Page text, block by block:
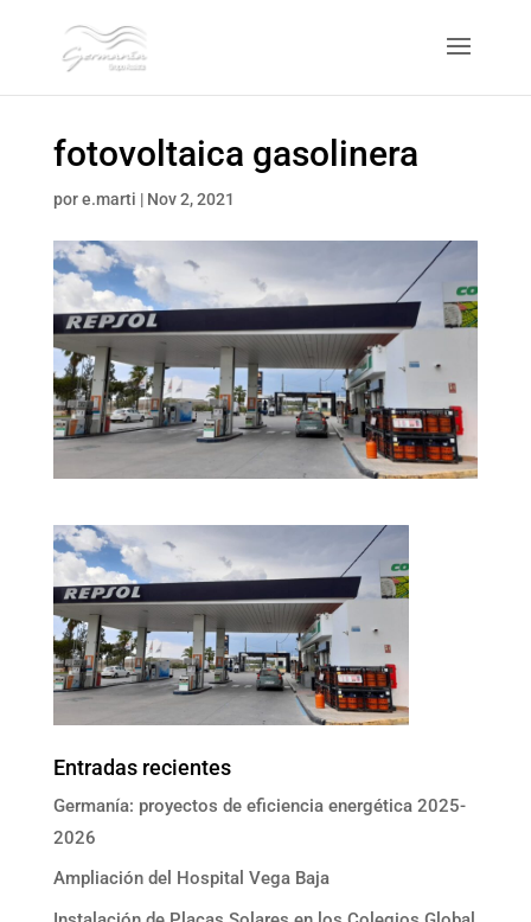
fotovoltaica gasolinera
pore.marti | Nov 2, 2021
Entradas recientes
Germanía: proyectos de eficiencia energética 2025-
2026
Ampliación del Hospital Vega Baja